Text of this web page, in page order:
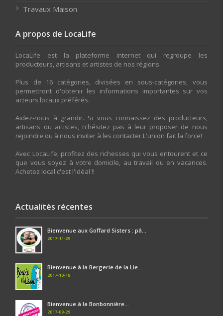
Travaux Maison
A propos de LocaLife
LocaLife est la plateforme internet qui regroupe les
producteurs, artisans et artistes de nos régions.
Plus de 16 catégories, divisées en sous-catégories, vous
permettront d'obtenir les informations importantes sur vos
acteurs locaux préférés.
Aidez-nous à grandir. Si vous connaissez des producteurs,
artisans ou artistes, n'hésitez pas à leur proposer de nous
rejoindre ou à nous inviter à les contacter.L'union fait la force!
Avec LocaLife, profitez des richesses qui vous entourent et ce
que vous soyez à votre domicile, au travail ou en vacances.
Achetez local c'est l'idéal !!
Actualités récentes
Bienvenue aux Goffard Sisters : pâ...
2017-11-29
Bienvenue à la Bergerie de la Lie...
2017-10-18
Bienvenue à la Bonbonnière...
2017-09-29